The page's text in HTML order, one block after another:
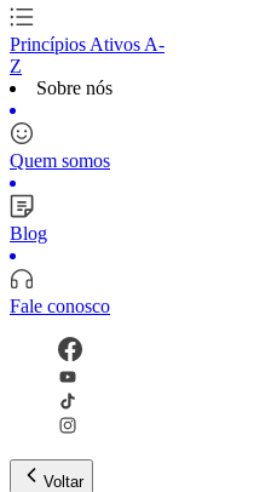
Princípios Ativos A-
Z
Sobre nós
Quem somos
Blog
Fale conosco
Voltar